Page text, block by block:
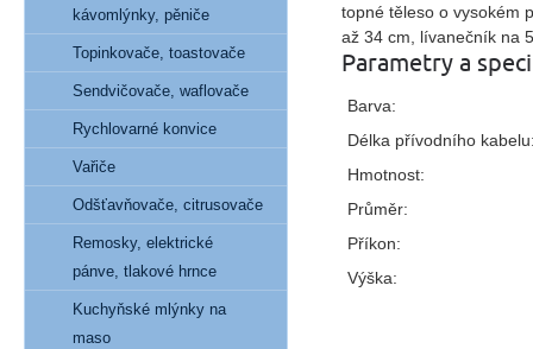
topné těleso o vysokém
až 34 cm, lívanečník na
Parametry a
Barva:
Délka přívodního
Hmotnost:
Průměr:
Příkon:
Výška:
kávomlýnky, pěniče
Topinkovače, toastovače
Sendvičovače, waflovače
Rychlovarné konvice
Vařiče
Odšťavňovače, citrusovače
Remosky, elektrické
pánve, tlakové hrnce
Kuchyňské mlýnky na
maso